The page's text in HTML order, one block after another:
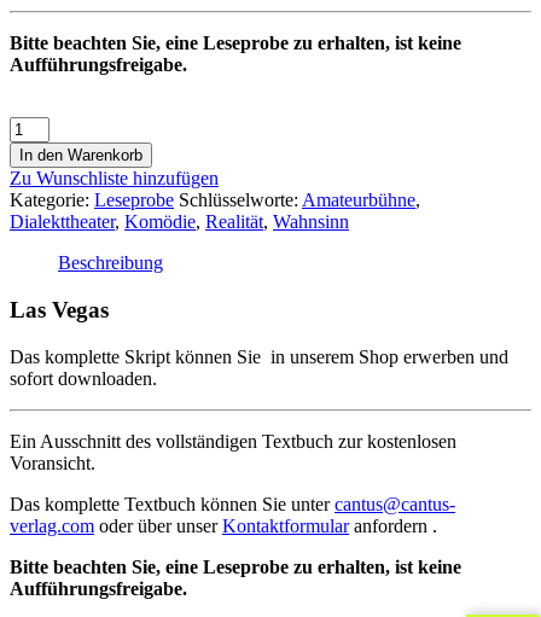
Bitte beachten Sie, eine Leseprobe zu erhalten, ist keine
Aufführungsfreigabe.
In den Warenkorb
Zu Wunschliste hinzufügen
Kategorie: Leseprobe Schlüsselworte: Amateurbühne,
Dialekttheater, Komödie, Realität, Wahnsinn
Beschreibung
Las Vegas
Das komplette Skript können Sie in unserem Shop erwerben und
sofort downloaden.
Ein Ausschnitt des vollständigen Textbuch zur kostenlosen
Voransicht.
Das komplette Textbuch können Sie untercantus@cantus-
verlag.com oder über unserKontaktformularanfordern .
Bitte beachten Sie, eine Leseprobe zu erhalten, ist keine
Aufführungsfreigabe.